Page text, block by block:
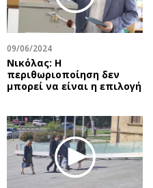
Πρόσωπα
Περιβάλλον
Good Life
Γυναίκα
Showbiz
Συνταγές
Έξοδος
Media
09/06/2024
Νικόλας: Η
περιθωριοποίηση δεν
μπορεί να είναι η επιλογή